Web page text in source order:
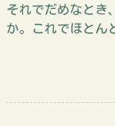
それでだめなとき
か。これでほとん